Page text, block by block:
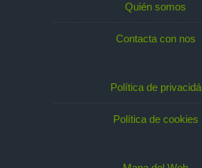
Quién somos
Contacta con nos
Política de privacidá
Política de cookies